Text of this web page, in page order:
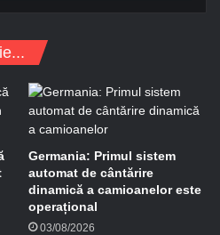
Germania: Primul sistem
automat de cântărire
dinamică a camioanelor este
operațional
03/08/2026